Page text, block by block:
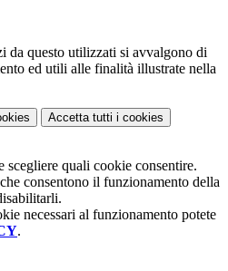
da questo utilizzati si avvalgono di
ed utili alle finalità illustrate nella
Accetta tutti i cookies
scegliere quali cookie consentire.
consentono il funzionamento della
necessari al funzionamento potete
.